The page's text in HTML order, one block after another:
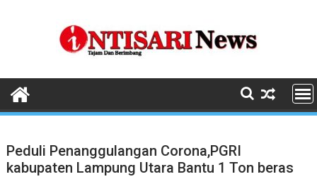
Peduli Penanggulangan Corona,PGRI
kabupaten Lampung Utara Bantu 1 Ton beras